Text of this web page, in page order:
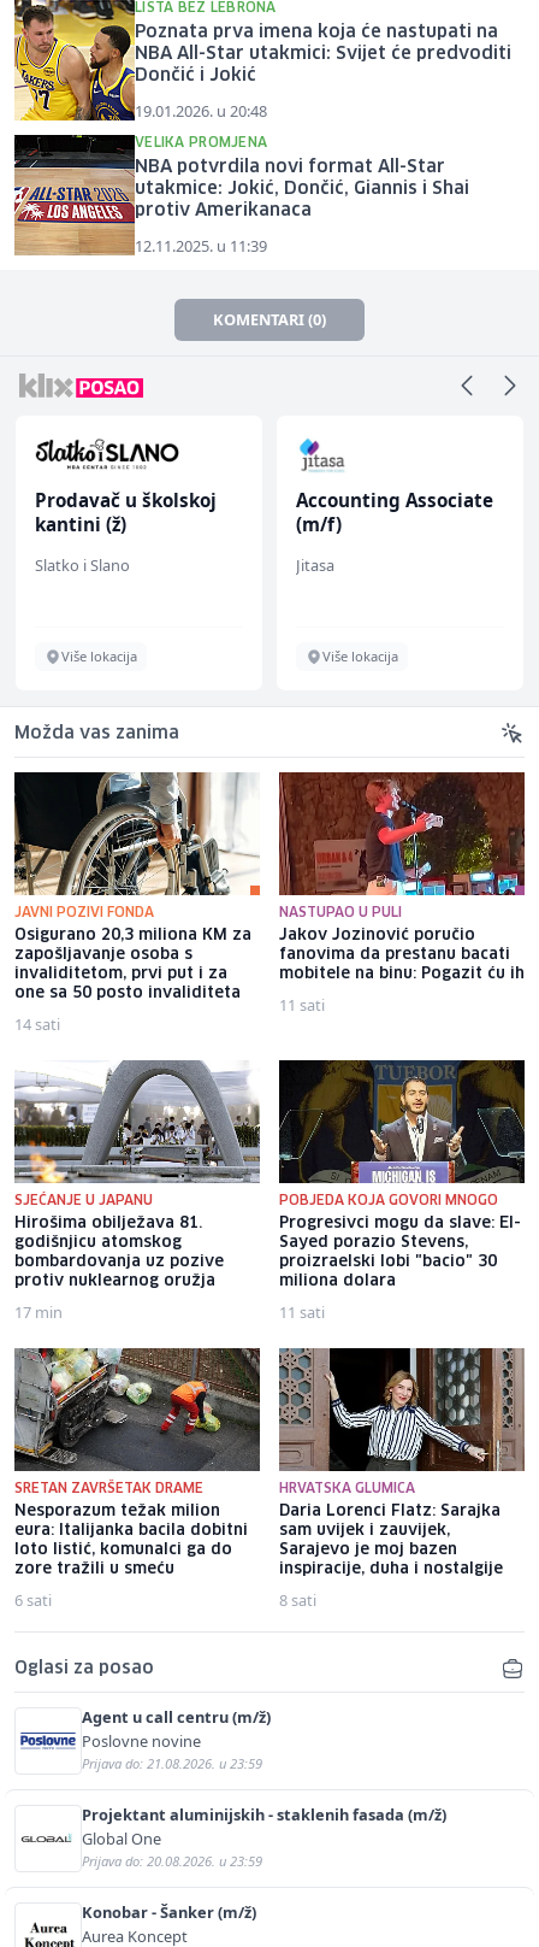
LISTA BEZ LEBRONA
Poznata prva imena koja će nastupati na
NBA All-Star utakmici: Svijet će predvoditi
Dončić i Jokić
19.01.2026. u 20:48
VELIKA PROMJENA
NBA potvrdila novi format All-Star
utakmice: Jokić, Dončić, Giannis i Shai
protiv Amerikanaca
12.11.2025. u 11:39
KOMENTARI (0)
Prodavač u školskoj
kantini (ž)
Slatko i Slano
Više lokacija
Accounting Associate
(m/f)
Jitasa
Više lokacija
Možda vas zanima
JAVNI POZIVI FONDA
Osigurano 20,3 miliona KM za
zapošljavanje osoba s
invaliditetom, prvi put i za
one sa 50 posto invaliditeta
14 sati
NASTUPAO U PULI
Jakov Jozinović poručio
fanovima da prestanu bacati
mobitele na binu: Pogazit ću ih
11 sati
SJEĆANJE U JAPANU
Hirošima obilježava 81.
godišnjicu atomskog
bombardovanja uz pozive
protiv nuklearnog oružja
17 min
POBJEDA KOJA GOVORI MNOGO
Progresivci mogu da slave: El-
Sayed porazio Stevens,
proizraelski lobi "bacio" 30
miliona dolara
11 sati
SRETAN ZAVRŠETAK DRAME
Nesporazum težak milion
eura: Italijanka bacila dobitni
loto listić, komunalci ga do
zore tražili u smeću
6 sati
HRVATSKA GLUMICA
Daria Lorenci Flatz: Sarajka
sam uvijek i zauvijek,
Sarajevo je moj bazen
inspiracije, duha i nostalgije
8 sati
Oglasi za posao
Agent u call centru (m/ž)
Poslovne novine
Prijava do: 21.08.2026. u 23:59
Projektant aluminijskih - staklenih fasada (m/ž)
Global One
Prijava do: 20.08.2026. u 23:59
Konobar - Šanker (m/ž)
Aurea Koncept